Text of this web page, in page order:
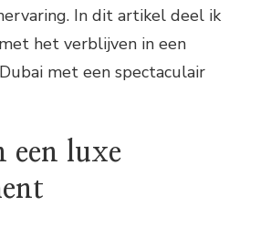
In dit artikel deel ik
het verblijven in een
met een spectaculair
een luxe